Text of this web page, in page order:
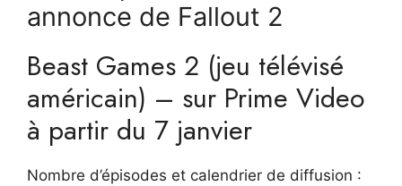
annonce de Fallout 2
Beast Games 2 (jeu télévisé
américain) – sur Prime Video
à partir du 7 janvier
Nombre d’épisodes et calendrier de diffusion :